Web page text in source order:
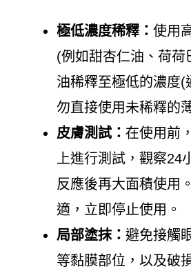
極低濃度稀釋： 使用
(例如甜杏仁油、荷荷
油稀釋至極低的濃度(
勿直接使用未稀釋的
皮膚測試： 在使用前
上進行測試，觀察24
反應後再大面積使用
適，立即停止使用。
局部塗抹： 避免接觸
等黏膜部位，以及破